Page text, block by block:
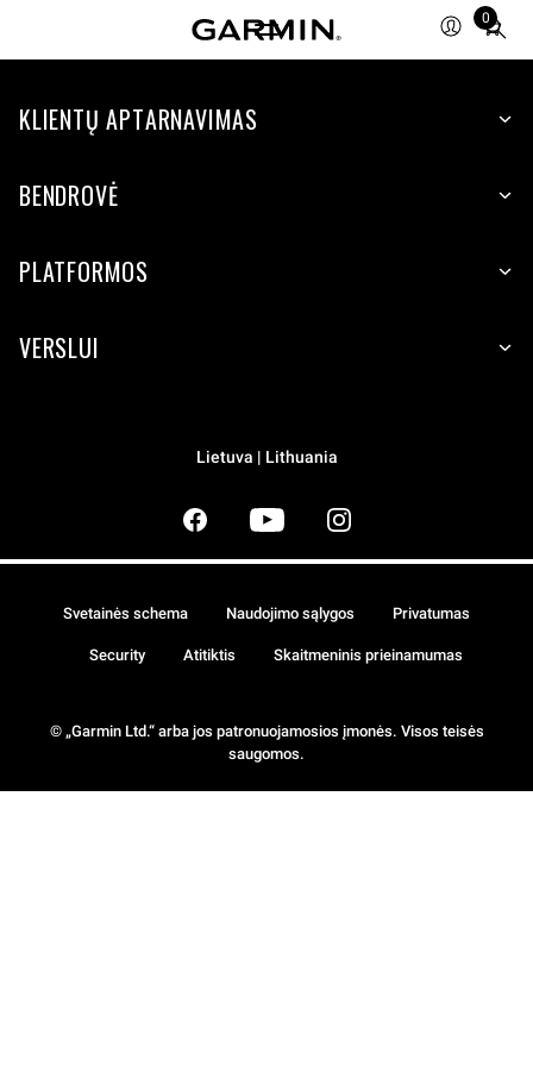
0
Total
items
cart:
KLIENTŲ APTARNAVIMAS
BENDROVĖ
PLATFORMOS
VERSLUI
Lietuva | Lithuania
© „Garmin Ltd.“ arba jos patronuojamosios įmonės. Visos teisės
saugomos.
Svetainės schema Naudojimo sąlygos Privatumas
Security Atitiktis Skaitmeninis prieinamumas